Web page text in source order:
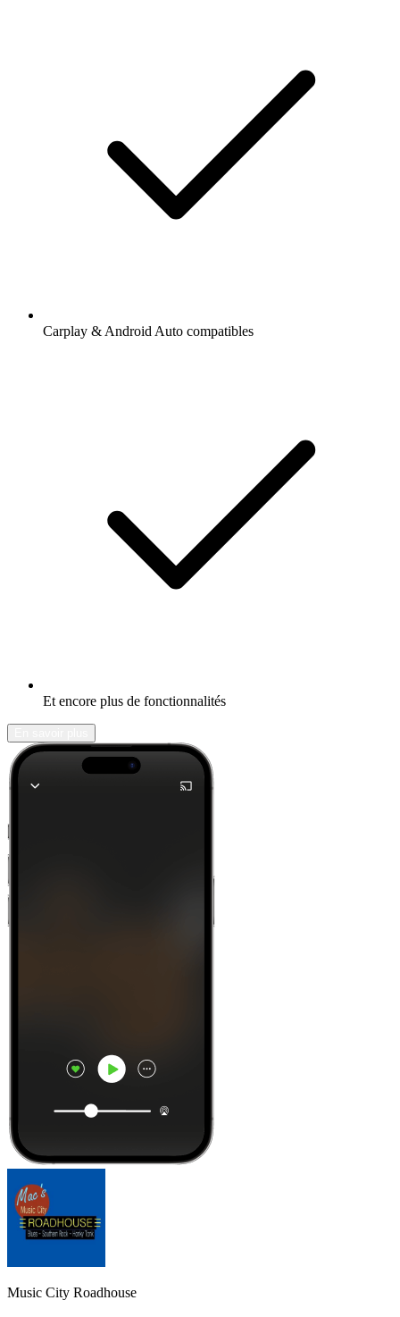
Carplay & Android Auto compatibles
Et encore plus de fonctionnalités
Music City Roadhouse